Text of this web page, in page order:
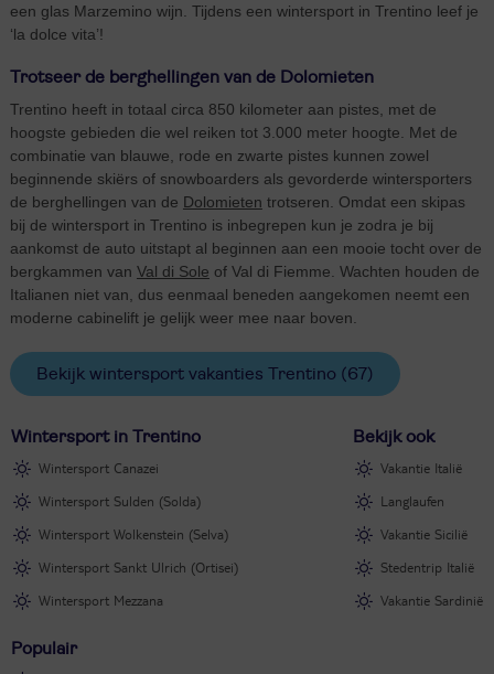
een glas Marzemino wijn. Tijdens een wintersport in Trentino leef je
‘la dolce vita’!
Trotseer de berghellingen van de Dolomieten
Trentino heeft in totaal circa 850 kilometer aan pistes, met de
hoogste gebieden die wel reiken tot 3.000 meter hoogte. Met de
combinatie van blauwe, rode en zwarte pistes kunnen zowel
beginnende skiërs of snowboarders als gevorderde wintersporters
de berghellingen van de Dolomieten trotseren. Omdat een skipas
bij de wintersport in Trentino is inbegrepen kun je zodra je bij
aankomst de auto uitstapt al beginnen aan een mooie tocht over de
bergkammen van Val di Sole of Val di Fiemme. Wachten houden de
Italianen niet van, dus eenmaal beneden aangekomen neemt een
moderne cabinelift je gelijk weer mee naar boven.
Bekijk wintersport vakanties Trentino (67)
Wintersport in Trentino
Wintersport Canazei
Wintersport Sulden (Solda)
Wintersport Wolkenstein (Selva)
Wintersport Sankt Ulrich (Ortisei)
Wintersport Mezzana
Bekijk ook
Vakantie Italië
Langlaufen
Vakantie Sicilië
Stedentrip Italië
Vakantie Sardinië
Populair